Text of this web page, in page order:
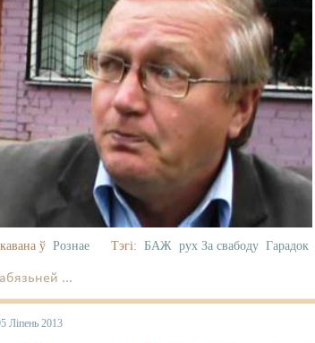
ў Рознае Тэгі: БАЖ рух За свабоду Гарадок
...
Ліпень 2013